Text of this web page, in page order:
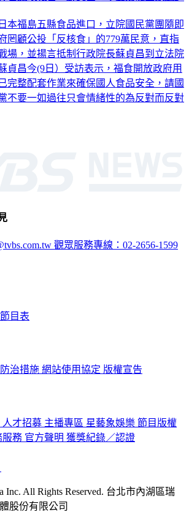
本福島五縣食品進口，立院國民黨團隨即
罔顧公投「反核食」的779萬民意，直指
場，並揚言抵制行政院長蘇貞昌到立法院
貞昌今(9日）受訪表示，福食開放政府用
完整配套作業來確保國人食品安全，請國
不要一如過往只會情緒性的為反對而反對
觀眾服務專線：02-2656-1599
目表
治措施 網站使用協定 版權宣告
人才招募 主播專區 星藝象娛樂 節目版權
服務 官方聲明 獲獎紀錄／認證
Inc. All Rights Reserved. 台北市內湖區瑞
股份有限公司